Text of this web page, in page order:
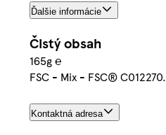
Ďalšie informácie
Čistý obsah
165g ℮
FSC - Mix - FSC® C012270.
Kontaktná adresa